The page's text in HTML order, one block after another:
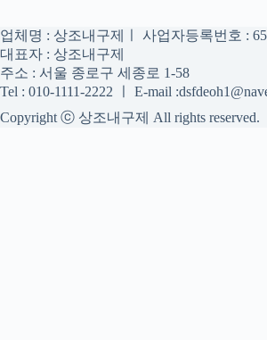
업체명 : 상조내구제ㅣ 사업자등록번호 :
대표자 : 상조내구제
주소 : 서울 종로구 세종로 1-58
Tel : 010-1111-2222 ㅣ E-mail
Copyright ⓒ 상조내구제 All rights reserved.